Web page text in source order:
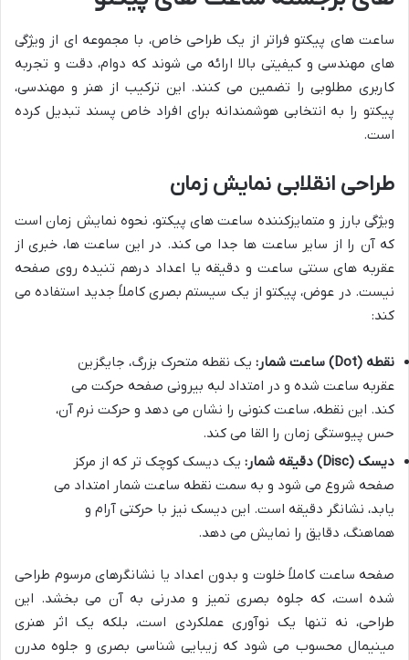
ساعت های پیکتو فراتر از یک طراحی خاص، با مجموعه ای از ویژگی
های مهندسی و کیفیتی بالا ارائه می شوند که دوام، دقت و تجربه
کاربری مطلوبی را تضمین می کنند. این ترکیب از هنر و مهندسی،
پیکتو را به انتخابی هوشمندانه برای افراد خاص پسند تبدیل کرده
است.
طراحی انقلابی نمایش زمان
ویژگی بارز و متمایزکننده ساعت های پیکتو، نحوه نمایش زمان است
که آن را از سایر ساعت ها جدا می کند. در این ساعت ها، خبری از
عقربه های سنتی ساعت و دقیقه یا اعداد درهم تنیده روی صفحه
نیست. در عوض، پیکتو از یک سیستم بصری کاملاً جدید استفاده می
کند:
نقطه (Dot) ساعت شمار:
یک نقطه متحرک بزرگ، جایگزین
عقربه ساعت شده و در امتداد لبه بیرونی صفحه حرکت می
کند. این نقطه، ساعت کنونی را نشان می دهد و حرکت نرم آن،
حس پیوستگی زمان را القا می کند.
دیسک (Disc) دقیقه شمار:
یک دیسک کوچک تر که از مرکز
صفحه شروع می شود و به سمت نقطه ساعت شمار امتداد می
یابد، نشانگر دقیقه است. این دیسک نیز با حرکتی آرام و
هماهنگ، دقایق را نمایش می دهد.
صفحه ساعت کاملاً خلوت و بدون اعداد یا نشانگرهای مرسوم طراحی
شده است، که جلوه بصری تمیز و مدرنی به آن می بخشد. این
طراحی، نه تنها یک نوآوری عملکردی است، بلکه یک اثر هنری
مینیمال محسوب می شود که زیبایی شناسی بصری و جلوه مدرن